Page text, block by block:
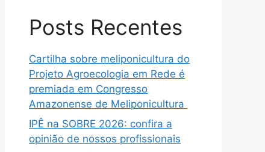
Posts Recentes
Cartilha sobre meliponicultura do
Projeto Agroecologia em Rede é
premiada em Congresso
Amazonense de Meliponicultura
IPÊ na SOBRE 2026: confira a
opinião de nossos profissionais